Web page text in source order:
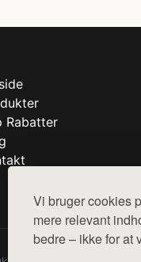
Vi bruger cookies
mere relevant
bedre – ikke for at
Rabatter